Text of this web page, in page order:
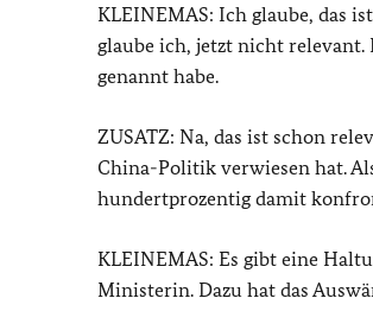
KLEINEMAS: Ich glaube, das
glaube ich, jetzt nicht relevant.
genannt habe.
ZUSATZ: Na, das ist schon
China-Politik verwiesen hat.
hundertprozentig damit
KLEINEMAS: Es gibt eine
Ministerin. Dazu hat das